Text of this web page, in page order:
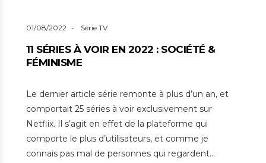
01/08/2022 Série TV
11 SÉRIES À VOIR EN 2022 : SOCIÉTÉ &
FÉMINISME
Le dernier article série remonte à plus d’un an, et
comportait 25 séries à voir exclusivement sur
Netflix. Il s’agit en effet de la plateforme qui
comporte le plus d’utilisateurs, et comme je
connais pas mal de personnes qui regardent…